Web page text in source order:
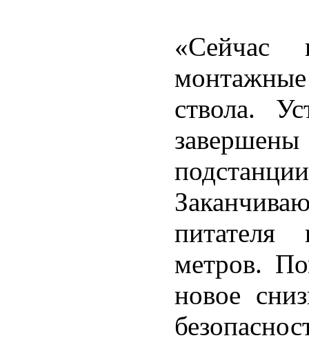
«Сейчас
ствола.
метров.
новое